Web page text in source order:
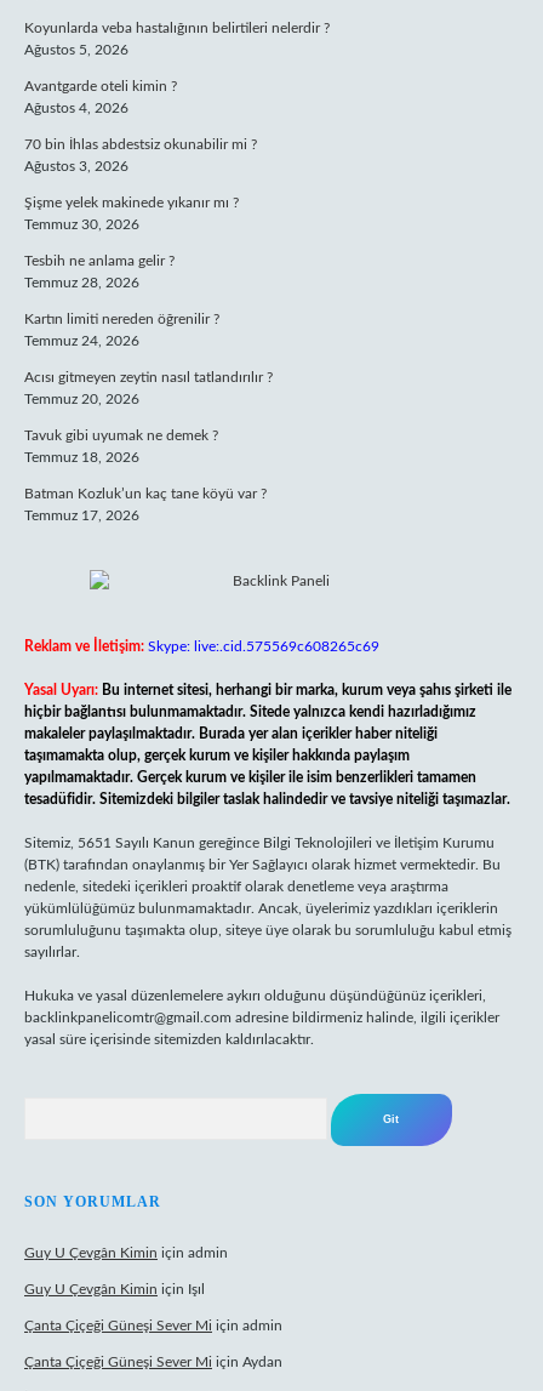
Koyunlarda veba hastalığının belirtileri nelerdir ?
Ağustos 5, 2026
Avantgarde oteli kimin ?
Ağustos 4, 2026
70 bin İhlas abdestsiz okunabilir mi ?
Ağustos 3, 2026
Şişme yelek makinede yıkanır mı ?
Temmuz 30, 2026
Tesbih ne anlama gelir ?
Temmuz 28, 2026
Kartın limiti nereden öğrenilir ?
Temmuz 24, 2026
Acısı gitmeyen zeytin nasıl tatlandırılır ?
Temmuz 20, 2026
Tavuk gibi uyumak ne demek ?
Temmuz 18, 2026
Batman Kozluk’un kaç tane köyü var ?
Temmuz 17, 2026
Reklam ve İletişim: Skype: live:.cid.575569c608265c69
Yasal Uyarı: Bu internet sitesi, herhangi bir marka, kurum veya şahıs şirketi ile
hiçbir bağlantısı bulunmamaktadır. Sitede yalnızca kendi hazırladığımız
makaleler paylaşılmaktadır. Burada yer alan içerikler haber niteliği
taşımamakta olup, gerçek kurum ve kişiler hakkında paylaşım
yapılmamaktadır. Gerçek kurum ve kişiler ile isim benzerlikleri tamamen
tesadüfidir. Sitemizdeki bilgiler taslak halindedir ve tavsiye niteliği taşımazlar.
Sitemiz, 5651 Sayılı Kanun gereğince Bilgi Teknolojileri ve İletişim Kurumu
(BTK) tarafından onaylanmış bir Yer Sağlayıcı olarak hizmet vermektedir. Bu
nedenle, sitedeki içerikleri proaktif olarak denetleme veya araştırma
yükümlülüğümüz bulunmamaktadır. Ancak, üyelerimiz yazdıkları içeriklerin
sorumluluğunu taşımakta olup, siteye üye olarak bu sorumluluğu kabul etmiş
sayılırlar.
Hukuka ve yasal düzenlemelere aykırı olduğunu düşündüğünüz içerikleri,
backlinkpanelicomtr@gmail.com adresine bildirmeniz halinde, ilgili içerikler
yasal süre içerisinde sitemizden kaldırılacaktır.
SON YORUMLAR
Guy U Çevgân Kimin için admin
Guy U Çevgân Kimin için Işıl
Çanta Çiçeği Güneşi Sever Mi için admin
Çanta Çiçeği Güneşi Sever Mi için Aydan